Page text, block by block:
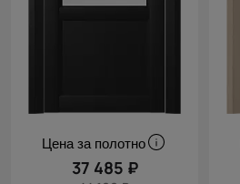
Цена за полотно
37 485 ₽